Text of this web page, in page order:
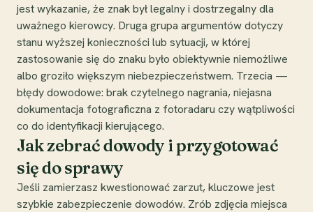
jest wykazanie, że znak był legalny i dostrzegalny dla
uważnego kierowcy. Druga grupa argumentów dotyczy
stanu wyższej konieczności lub sytuacji, w której
zastosowanie się do znaku było obiektywnie niemożliwe
albo groziło większym niebezpieczeństwem. Trzecia —
błędy dowodowe: brak czytelnego nagrania, niejasna
dokumentacja fotograficzna z fotoradaru czy wątpliwości
co do identyfikacji kierującego.
Jak zebrać dowody i przygotować
się do sprawy
Jeśli zamierzasz kwestionować zarzut, kluczowe jest
szybkie zabezpieczenie dowodów. Zrób zdjęcia miejsca